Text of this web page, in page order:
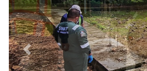
Previous